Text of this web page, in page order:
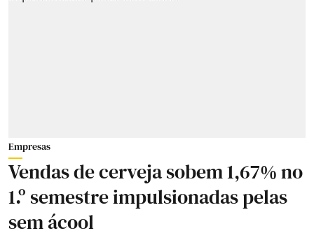
Empresas
Vendas de cerveja sobem 1,67% no
1.º semestre impulsionadas pelas
sem ácool